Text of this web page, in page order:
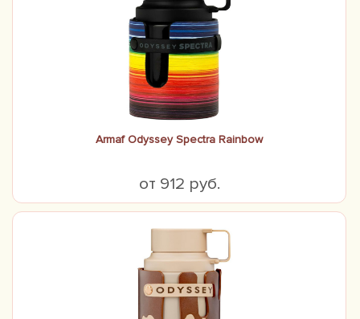
Armaf Odyssey Spectra Rainbow
от 912 руб.